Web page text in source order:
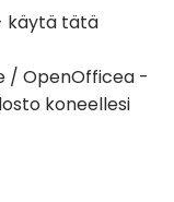
käytä tätä
/ OpenOfficea -
koneellesi